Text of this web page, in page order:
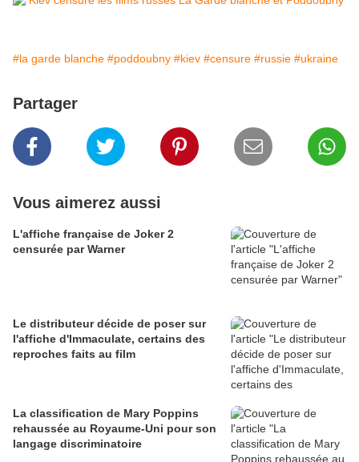
#la garde blanche #poddoubny #kiev #censure #russie #ukraine
Partager
Vous aimerez aussi
L'affiche française de Joker 2
censurée par Warner
Le distributeur décide de poser sur
l'affiche d'Immaculate, certains des
reproches faits au film
La classification de Mary Poppins
rehaussée au Royaume-Uni pour son
langage discriminatoire